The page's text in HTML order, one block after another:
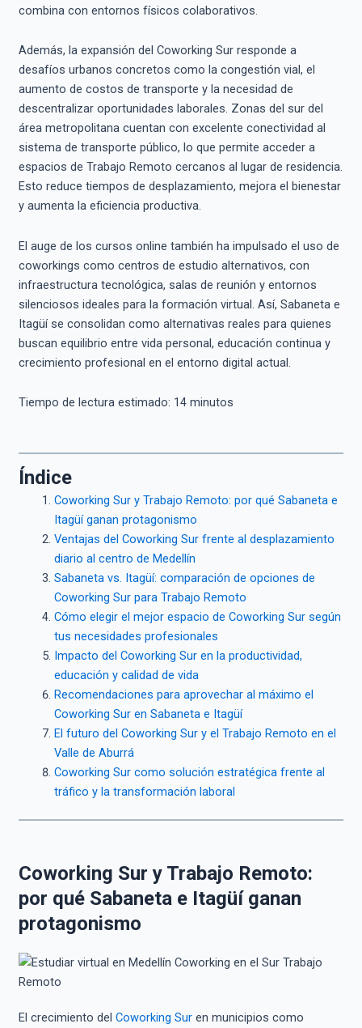
combina con entornos físicos colaborativos.
Además, la expansión del Coworking Sur responde a
desafíos urbanos concretos como la congestión vial, el
aumento de costos de transporte y la necesidad de
descentralizar oportunidades laborales. Zonas del sur del
área metropolitana cuentan con excelente conectividad al
sistema de transporte público, lo que permite acceder a
espacios de Trabajo Remoto cercanos al lugar de residencia.
Esto reduce tiempos de desplazamiento, mejora el bienestar
y aumenta la eficiencia productiva.
El auge de los cursos online también ha impulsado el uso de
coworkings como centros de estudio alternativos, con
infraestructura tecnológica, salas de reunión y entornos
silenciosos ideales para la formación virtual. Así, Sabaneta e
Itagüí se consolidan como alternativas reales para quienes
buscan equilibrio entre vida personal, educación continua y
crecimiento profesional en el entorno digital actual.
Tiempo de lectura estimado: 14minutos
Índice
Coworking Sur y Trabajo Remoto: por qué Sabaneta e
Itagüí ganan protagonismo
Ventajas del Coworking Sur frente al desplazamiento
diario al centro de Medellín
Sabaneta vs. Itagüí: comparación de opciones de
Coworking Sur para Trabajo Remoto
Cómo elegir el mejor espacio de Coworking Sur según
tus necesidades profesionales
Impacto del Coworking Sur en la productividad,
educación y calidad de vida
Recomendaciones para aprovechar al máximo el
Coworking Sur en Sabaneta e Itagüí
El futuro del Coworking Sur y el Trabajo Remoto en el
Valle de Aburrá
Coworking Sur como solución estratégica frente al
tráfico y la transformación laboral
Coworking Sur y Trabajo Remoto:
por qué Sabaneta e Itagüí ganan
protagonismo
El crecimiento del Coworking Sur en municipios como